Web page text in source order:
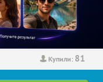
Купили: 81